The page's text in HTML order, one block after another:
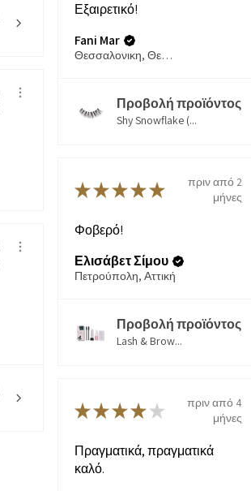
Εξαιρετικό!
Fani Mar
Θεσσαλονικη, Θεσσαλονίκη
Προβολή προϊόντος
Shy Snowflake (...
★★★★★
πριν από 2
μήνες
Φοβερό!
Ελισάβετ Σίμου
Πετρούπολη, Αττική
Προβολή προϊόντος
Lash & Brow...
★★★★ ★
πριν από 4
μήνες
Πραγματικά, πραγματικά
καλό.